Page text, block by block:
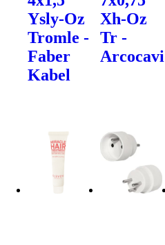
Ysly-Oz
Tromle -
Faber
Kabel
Xh-Oz
Tr -
Arcocavi